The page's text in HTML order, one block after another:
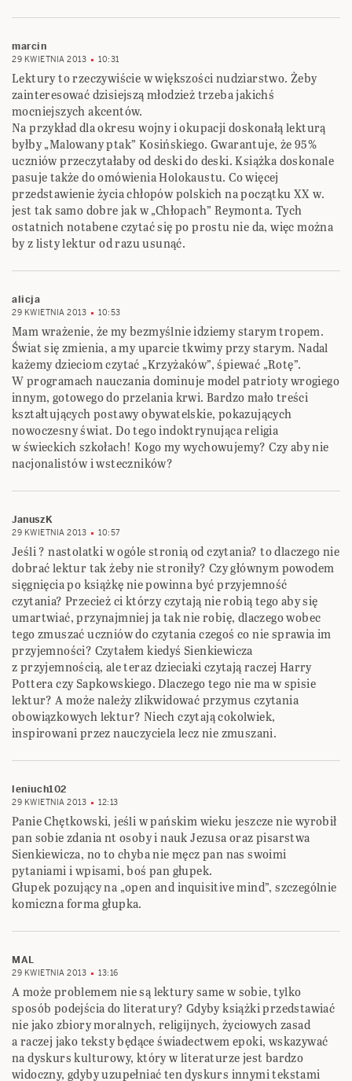
marcin
29 KWIETNIA 2013 10:31
Lektury to rzeczywiście w większości nudziarstwo. Żeby
zainteresować dzisiejszą młodzież trzeba jakichś
mocniejszych akcentów.
Na przykład dla okresu wojny i okupacji doskonałą lekturą
byłby „Malowany ptak” Kosińskiego. Gwarantuje, że 95%
uczniów przeczytałaby od deski do deski. Książka doskonale
pasuje także do omówienia Holokaustu. Co więcej
przedstawienie życia chłopów polskich na początku XX w.
jest tak samo dobre jak w „Chłopach” Reymonta. Tych
ostatnich notabene czytać się po prostu nie da, więc można
by z listy lektur od razu usunąć.
alicja
29 KWIETNIA 2013 10:53
Mam wrażenie, że my bezmyślnie idziemy starym tropem.
Świat się zmienia, a my uparcie tkwimy przy starym. Nadal
każemy dzieciom czytać „Krzyżaków”, śpiewać „Rotę”.
W programach nauczania dominuje model patrioty wrogiego
innym, gotowego do przelania krwi. Bardzo mało treści
kształtujących postawy obywatelskie, pokazujących
nowoczesny świat. Do tego indoktrynująca religia
w świeckich szkołach! Kogo my wychowujemy? Czy aby nie
nacjonalistów i wsteczników?
JanuszK
29 KWIETNIA 2013 10:57
Jeśli ? nastolatki w ogóle stronią od czytania? to dlaczego nie
dobrać lektur tak żeby nie stroniły? Czy głównym powodem
sięgnięcia po książkę nie powinna być przyjemność
czytania? Przecież ci którzy czytają nie robią tego aby się
umartwiać, przynajmniej ja tak nie robię, dlaczego wobec
tego zmuszać uczniów do czytania czegoś co nie sprawia im
przyjemności? Czytałem kiedyś Sienkiewicza
z przyjemnością, ale teraz dzieciaki czytają raczej Harry
Pottera czy Sapkowskiego. Dlaczego tego nie ma w spisie
lektur? A może należy zlikwidować przymus czytania
obowiązkowych lektur? Niech czytają cokolwiek,
inspirowani przez nauczyciela lecz nie zmuszani.
leniuch102
29 KWIETNIA 2013 12:13
Panie Chętkowski, jeśli w pańskim wieku jeszcze nie wyrobił
pan sobie zdania nt osoby i nauk Jezusa oraz pisarstwa
Sienkiewicza, no to chyba nie męcz pan nas swoimi
pytaniami i wpisami, boś pan głupek.
Głupek pozujący na „open and inquisitive mind”, szczególnie
komiczna forma głupka.
MAL
29 KWIETNIA 2013 13:16
A może problemem nie są lektury same w sobie, tylko
sposób podejścia do literatury? Gdyby książki przedstawiać
nie jako zbiory moralnych, religijnych, życiowych zasad
a raczej jako teksty będące świadectwem epoki, wskazywać
na dyskurs kulturowy, który w literaturze jest bardzo
widoczny, gdyby uzupełniać ten dyskurs innymi tekstami